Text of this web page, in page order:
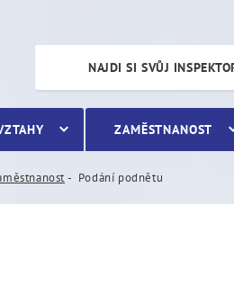
NAJDI SI SVŮJ
ZAMĚSTNANOST
Podání podnětu